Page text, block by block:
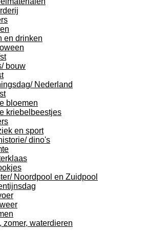
en drinken
bouw
Nederland
bloemen
kriebelbeestjes
en sport
dino's
Noordpool en Zuidpool
zomer, waterdieren